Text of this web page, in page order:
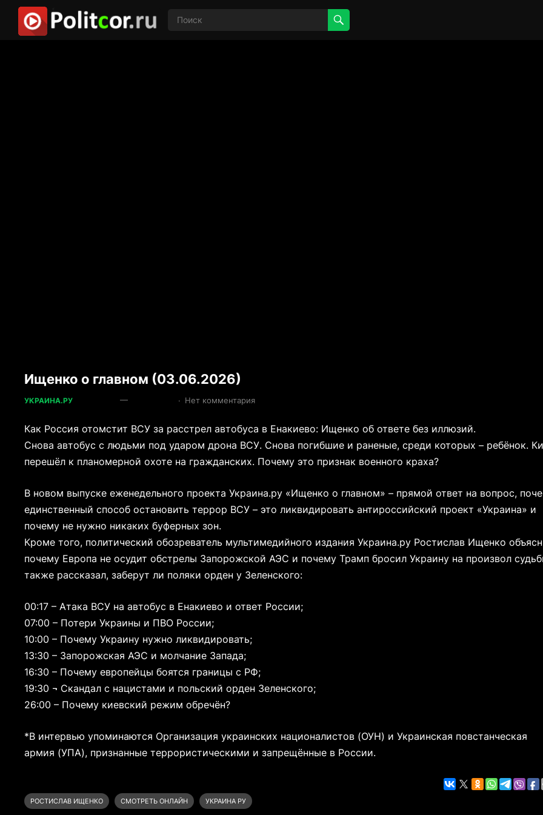
Ищенко о главном (03.06.2026)
УКРАИНА.РУ — · Нет комментария
Как Россия отомстит ВСУ за расстрел автобуса в Енакиево: Ищенко об ответе без иллюзий.
Снова автобус с людьми под ударом дрона ВСУ. Снова погибшие и раненые, среди которых – ребёнок.
перешёл к планомерной охоте на гражданских. Почему это признак военного краха?
В новом выпуске еженедельного проекта Украина.ру «Ищенко о главном» – прямой ответ на вопрос,
единственный способ остановить террор ВСУ – это ликвидировать антироссийский проект «Украина» и
почему не нужно никаких буферных зон.
Кроме того, политический обозреватель мультимедийного издания Украина.ру Ростислав Ищенко
почему Европа не осудит обстрелы Запорожской АЭС и почему Трамп бросил Украину на произвол
также рассказал, заберут ли поляки орден у Зеленского:
00:17 – Атака ВСУ на автобус в Енакиево и ответ России;
07:00 – Потери Украины и ПВО России;
10:00 – Почему Украину нужно ликвидировать;
13:30 – Запорожская АЭС и молчание Запада;
16:30 – Почему европейцы боятся границы с РФ;
19:30 ¬ Скандал с нацистами и польский орден Зеленского;
26:00 – Почему киевский режим обречён?
*В интервью упоминаются Организация украинских националистов (ОУН) и Украинская повстанческая
армия (УПА), признанные террористическими и запрещённые в России.
РОСТИСЛАВ ИЩЕНКО СМОТРЕТЬ ОНЛАЙН УКРАИНА РУ